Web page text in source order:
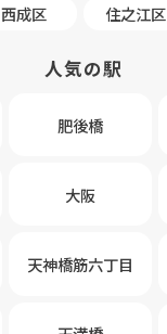
西成区 住之江区
人気の駅
肥後橋
大阪
天神橋筋六丁目